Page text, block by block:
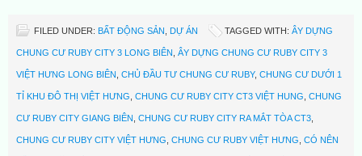
FILED UNDER: BẤT ĐỘNG SẢN DỰ ÁN TAGGED WITH: ÂY DỰNG
CHUNG CƯ RUBY CITY 3 LONG BIÊN ÂY DỰNG CHUNG CƯ RUBY CITY 3
VIỆT HƯNG LONG BIÊN CHỦ ĐẦU TƯ CHUNG CƯ RUBY, CHUNG CƯ DƯỚI 1
TỈ KHU ĐÔ THỊ VIỆT HƯNG CHUNG CƯ RUBY CITY CT3 VIỆT HUNG CHUNG
CƯ RUBY CITY GIANG BIÊN CHUNG CƯ RUBY CITY RA MẮT TÒA CT3
CHUNG CƯ RUBY CITY VIỆT HƯNG CHUNG CƯ RUBY VIỆT HƯNG CÓ NÊN